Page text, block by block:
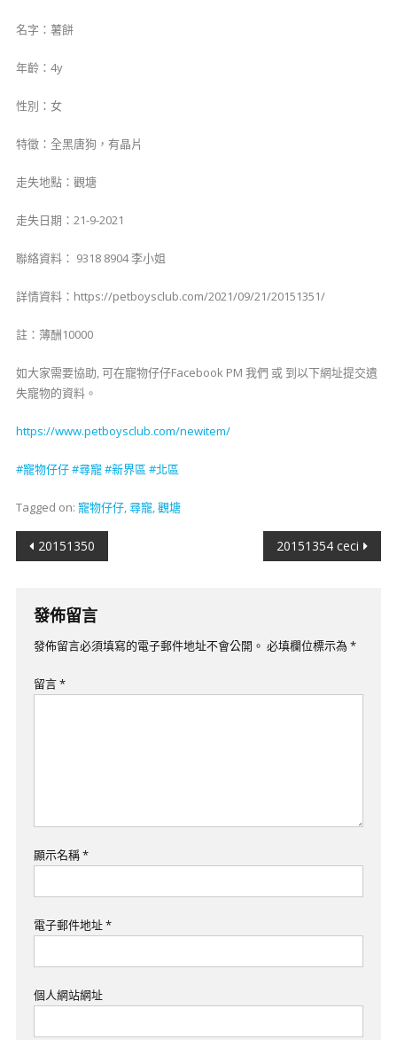
名字：薯餅
年齡：4y
性別：女
特徵：全黑唐狗，有晶片
走失地點：觀塘
走失日期：21-9-2021
聯絡資料： 9318 8904 李小姐
詳情資料：https://petboysclub.com/2021/09/21/20151351/
註：薄酬10000
如大家需要協助, 可在寵物仔仔Facebook PM 我們 或 到以下網址提交遺
失寵物的資料。
https://www.petboysclub.com/newitem/
#寵物仔仔#尋寵 #新界區 #北區
Tagged on: 寵物仔仔, 尋寵 觀塘
文
導
覽
20151350 20151354 ceci
發佈留言
發佈留言必須填寫的電子郵件地址不會公開。 必填欄位標示為 *
留言*
顯示名稱*
電子郵件地址*
個人網站網址